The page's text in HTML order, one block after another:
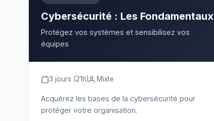
Cybersécurité : Les Fondamentaux
Protégez vos systèmes et sensibilisez vos
équipes
3 jours (21h) Mixte
Acquérez les bases de la cybersécurité pour
protéger votre organisation.